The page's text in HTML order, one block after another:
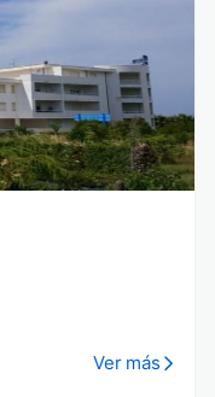
Ver más